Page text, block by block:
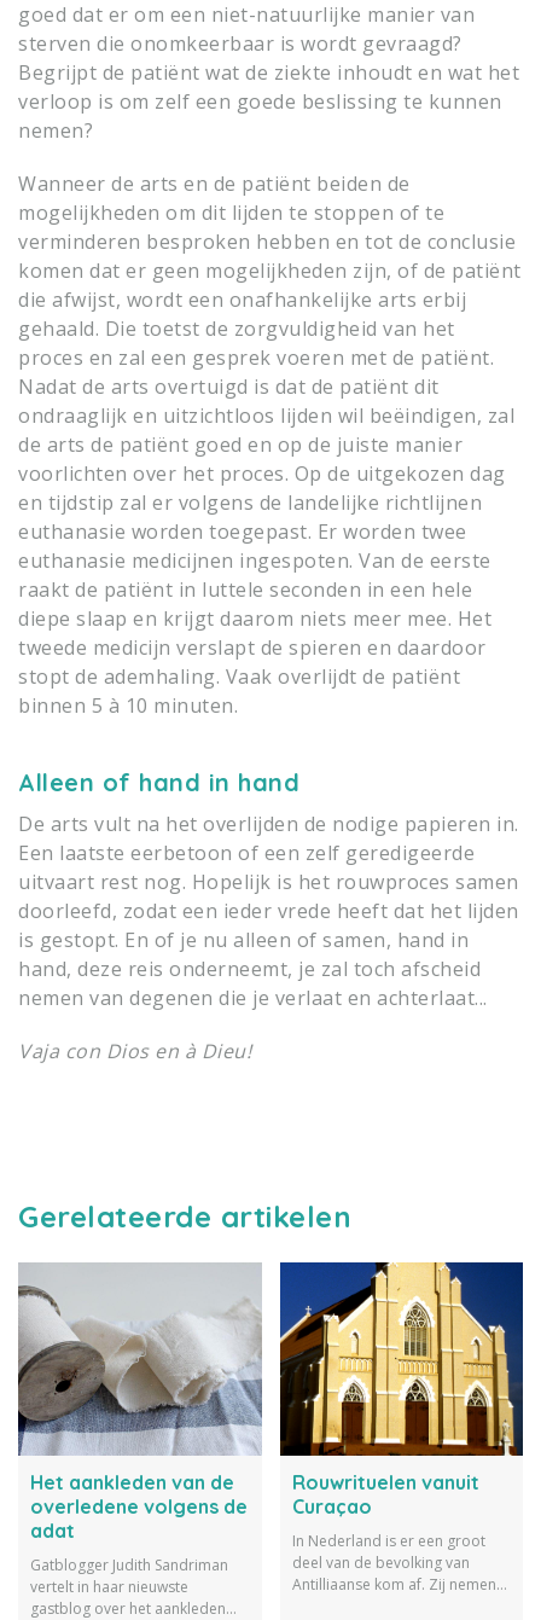
goed dat er om een niet-natuurlijke manier van
sterven die onomkeerbaar is wordt gevraagd?
Begrijpt de patiënt wat de ziekte inhoudt en wat het
verloop is om zelf een goede beslissing te kunnen
nemen?
Wanneer de arts en de patiënt beiden de
mogelijkheden om dit lijden te stoppen of te
verminderen besproken hebben en tot de conclusie
komen dat er geen mogelijkheden zijn, of de patiënt
die afwijst, wordt een onafhankelijke arts erbij
gehaald. Die toetst de zorgvuldigheid van het
proces en zal een gesprek voeren met de patiënt.
Nadat de arts overtuigd is dat de patiënt dit
ondraaglijk en uitzichtloos lijden wil beëindigen, zal
de arts de patiënt goed en op de juiste manier
voorlichten over het proces. Op de uitgekozen dag
en tijdstip zal er volgens de landelijke richtlijnen
euthanasie worden toegepast. Er worden twee
euthanasie medicijnen ingespoten. Van de eerste
raakt de patiënt in luttele seconden in een hele
diepe slaap en krijgt daarom niets meer mee. Het
tweede medicijn verslapt de spieren en daardoor
stopt de ademhaling. Vaak overlijdt de patiënt
binnen 5 à 10 minuten.
Alleen of hand in hand
De arts vult na het overlijden de nodige papieren in.
Een laatste eerbetoon of een zelf geredigeerde
uitvaart rest nog. Hopelijk is het rouwproces samen
doorleefd, zodat een ieder vrede heeft dat het lijden
is gestopt. En of je nu alleen of samen, hand in
hand, deze reis onderneemt, je zal toch afscheid
nemen van degenen die je verlaat en achterlaat...
Vaja con Dios en à Dieu!
Gerelateerde artikelen
Het aankleden van de
overledene volgens de
adat
Gatblogger Judith Sandriman
vertelt in haar nieuwste
gastblog over het aankleden
Rouwrituelen vanuit
Curaçao
In Nederland is er een groot
deel van de bevolking van
Antilliaanse kom af. Zij nemen